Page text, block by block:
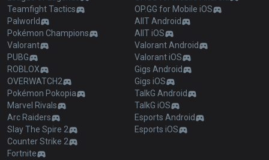
Teamfight Tactics
Palworld
Pokémon Champions
Valorant
PUBG
ROBLOX
OVERWATCH2
Pokémon Pokopia
Marvel Rivals
Arc Raiders
Slay The Spire 2
Counter Strike 2
Fortnite
OP.GG for Mobile iOS
AllT Android
AllT iOS
Valorant Android
Valorant iOS
Gigs Android
Gigs iOS
TalkG Android
TalkG iOS
Esports Android
Esports iOS